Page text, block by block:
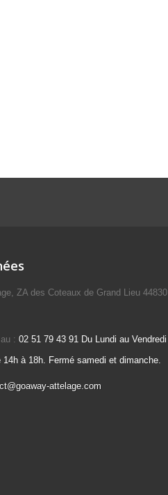
ZA des Coteaux de Grand Lieu 44830
: 02 51 79 43 91 Du Lundi au Vendredi
14h à 18h. Fermé samedi et dimanche.
attelage.com